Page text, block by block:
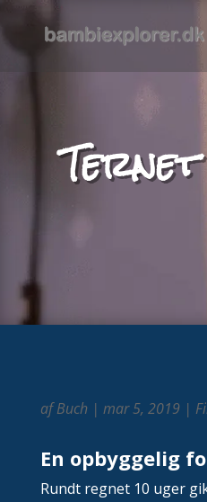
afBuch| mar 5, 2019|
En opbyggelig
Rundt regnet 10 uger